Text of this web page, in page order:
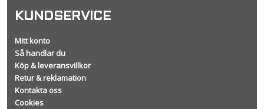
KUNDSERVICE
Mitt konto
Så handlar du
Köp & leveransvillkor
Retur & reklamation
Kontakta oss
Cookies